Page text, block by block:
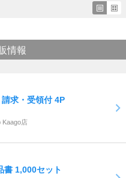
情報
求・受領付 4P
Kaago店
書 1,000セット